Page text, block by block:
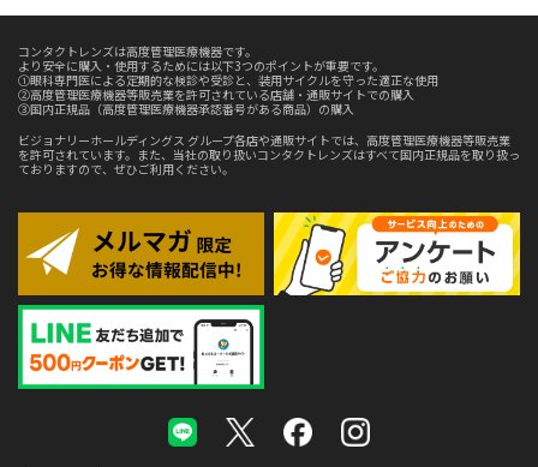
コンタクトレンズは高度管理医療機器です。
より安全に購入・使用するためには以下3つのポイントが重要です。
①眼科専門医による定期的な検診や受診と、装用サイクルを守った適正な使用
②高度管理医療機器等販売業を許可されている店舗・通販サイトでの購入
③国内正規品（高度管理医療機器承認番号がある商品）の購入
ビジョナリーホールディングス グループ各店や通販サイトでは、高度管理医療機器等販売業
を許可されています。また、当社の取り扱いコンタクトレンズはすべて国内正規品を取り扱っ
ておりますので、ぜひご利用ください。